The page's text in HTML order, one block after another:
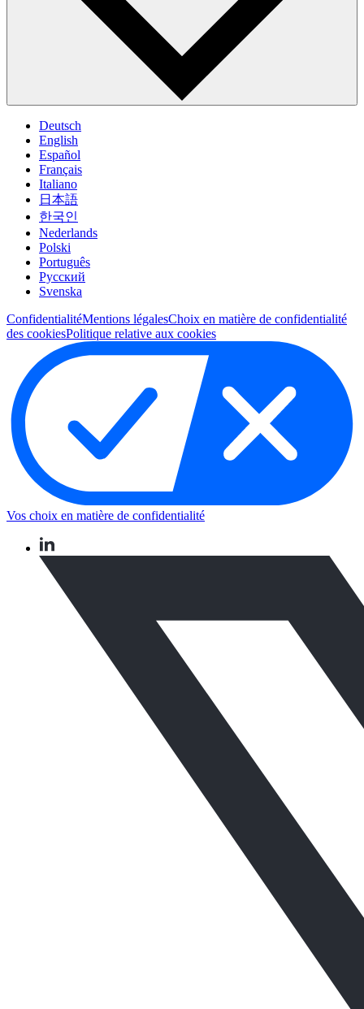
Deutsch
English
Español
Français
Italiano
日本語
한국인
Nederlands
Polski
Português
Pусский
Svenska
ConfidentialitéMentions légalesChoix en matière de confidentialité
des cookiesPolitique relative aux cookies
Vos choix en matière de confidentialité